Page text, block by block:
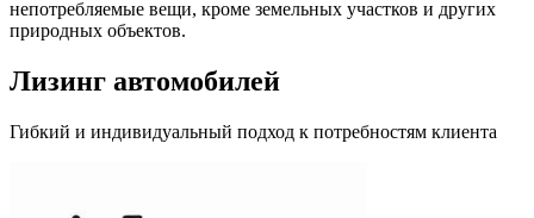
непотребляемые вещи, кроме земельных участков и других
природных объектов.
Лизинг автомобилей
Гибкий и индивидуальный подход к потребностям клиента